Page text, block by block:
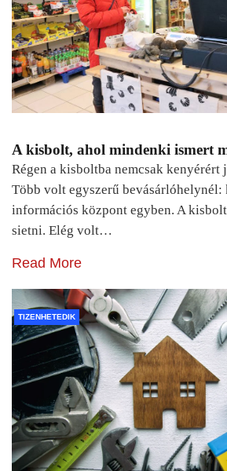
A kisbolt, ahol mindenki ismert
Régen a kisboltba nemcsak kenyérért
Több volt egyszerű bevásárlóhelynél:
információs központ egyben. A
sietni. Elég volt…
Read More
TIZENHETEDIK